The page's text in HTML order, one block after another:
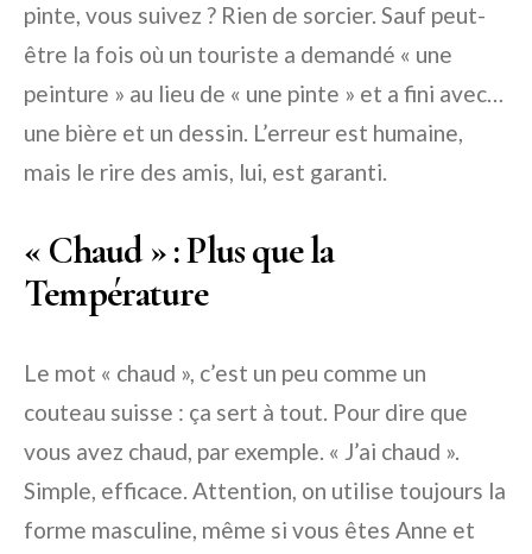
pinte, vous suivez ? Rien de sorcier. Sauf peut-
être la fois où un touriste a demandé « une
peinture » au lieu de « une pinte » et a fini avec…
une bière et un dessin. L’erreur est humaine,
mais le rire des amis, lui, est garanti.
« Chaud » : Plus que la
Température
Le mot « chaud », c’est un peu comme un
couteau suisse : ça sert à tout. Pour dire que
vous avez chaud, par exemple. « J’ai chaud ».
Simple, efficace. Attention, on utilise toujours la
forme masculine, même si vous êtes Anne et